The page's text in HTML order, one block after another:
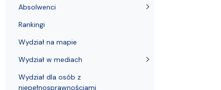
Absolwenci
Rankingi
Wydział na mapie
Wydział w mediach
Wydział dla osób z
niepełnosprawnościami